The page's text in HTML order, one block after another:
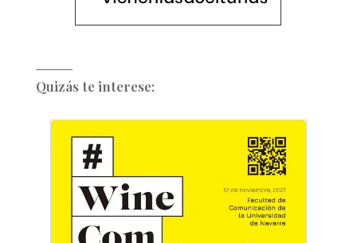
Quizás te interese: